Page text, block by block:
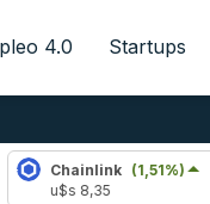
4.0 Startups
(1,51%)